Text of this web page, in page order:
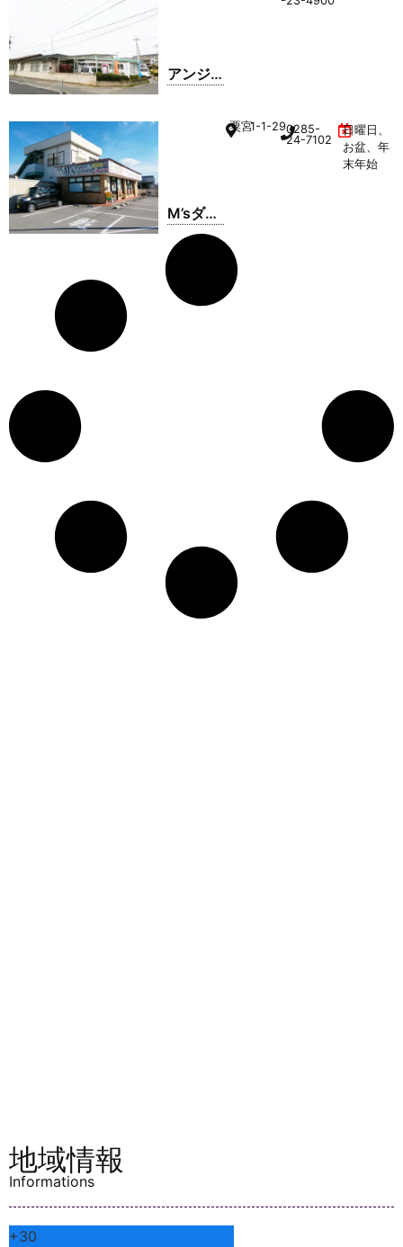
アンジ
M’sダン
スファ
クトリ
ー
粟宮1-1-290285-
24-7102
日曜日、
お盆、年
末年始
地域情報
Informations
+30